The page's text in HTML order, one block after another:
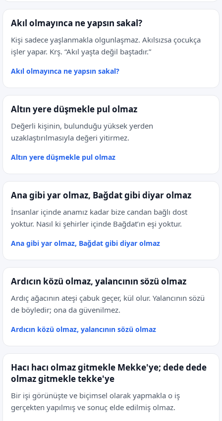
Akıl olmayınca ne yapsın sakal?
Kişi sadece yaşlanmakla olgunlaşmaz. Akılsızsa çocukça
işler yapar. Krş. “Akıl yaşta değil baştadır.”
Akıl olmayınca ne yapsın sakal?
Altın yere düşmekle pul olmaz
Değerli kişinin, bulunduğu yüksek yerden
uzaklaştırılmasıyla değeri yitirmez.
Altın yere düşmekle pul olmaz
Ana gibi yar olmaz, Bağdat gibi diyar olmaz
İnsanlar içinde anamız kadar bize candan bağlı dost
yoktur. Nasıl ki şehirler içinde Bağdat’ın eşi yoktur.
Ana gibi yar olmaz, Bağdat gibi diyar olmaz
Ardıcın közü olmaz, yalancının sözü olmaz
Ardıç ağacının ateşi çabuk geçer, kül olur. Yalancının sözü
de böyledir; ona da güvenilmez.
Ardıcın közü olmaz, yalancının sözü olmaz
Hacı hacı olmaz gitmekle Mekke'ye; dede dede
olmaz gitmekle tekke'ye
Bir işi görünüşte ve biçimsel olarak yapmakla o iş
gerçekten yapılmış ve sonuç elde edilmiş olmaz.